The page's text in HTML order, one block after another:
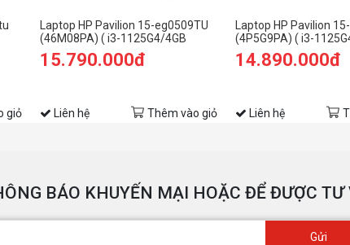
giỏ
Laptop HP Pavilion 15-eg0509TU
(46M08PA) ( i3-1125G4/4GB
RAM/512GB SSD/15.6
FHD/Win11/Vàng)
15.790.000đ
Liên hệ Thêm vào giỏ
Laptop HP Pavilion
(4P5G9PA) ( i3-
RAM/256GB SSD/15.6
FHD/Win11/Bạc)
14.890.000đ
Liên hệ
BÁO KHUYẾN MẠI HOẶC ĐỂ ĐƯỢC
Gửi